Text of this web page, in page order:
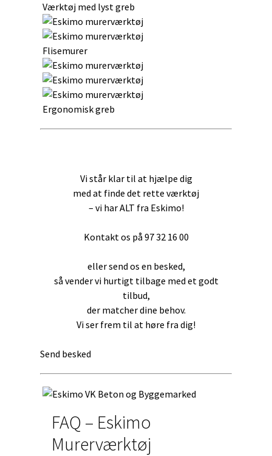
Værktøj med lyst greb
Flisemurer
Ergonomisk greb
Vi står klar til at hjælpe dig
med at finde det rette værktøj
– vi har ALT fra Eskimo!
Kontakt os på 97 32 16 00
eller send os en besked,
så vender vi hurtigt tilbage med et godt
tilbud,
der matcher dine behov.
Vi ser frem til at høre fra dig!
Send besked
FAQ – Eskimo
Murerværktøj